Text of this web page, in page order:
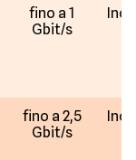
fino a 1
Gbit/s
fino a 2,5
Gbit/s